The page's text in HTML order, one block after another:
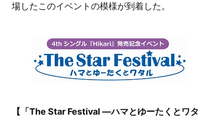
場したこのイベントの模様が到着した。
【「The Star Festival ―ハマとゆーたくとワタ